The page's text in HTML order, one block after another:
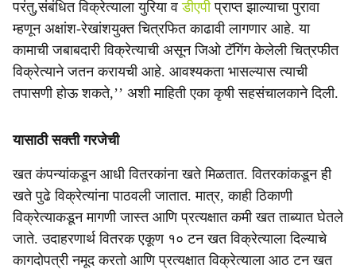
परंतु,संबंधित विक्रेत्याला युरिया वडीएपीप्राप्त झाल्याचा पुरावा
म्हणून अक्षांश-रेखांशयुक्त चित्रफित काढावी लागणार आहे. या
कामाची जबाबदारी विक्रेत्याची असून जिओ टॅगिंग केलेली चित्रफीत
विक्रेत्याने जतन करायची आहे. आवश्यकता भासल्यास त्याची
तपासणी होऊ शकते,’’ अशी माहिती एका कृषी सहसंचालकाने दिली.
यासाठी सक्ती गरजेची
खत कंपन्यांकडून आधी वितरकांना खते मिळतात. वितरकांकडून ही
खते पुढे विक्रेत्यांना पाठवली जातात. मात्र, काही ठिकाणी
विक्रेत्याकडून मागणी जास्त आणि प्रत्यक्षात कमी खत ताब्यात घेतले
जाते. उदाहरणार्थ वितरक एकूण १० टन खत विक्रेत्याला दिल्याचे
कागदोपत्री नमूद करतो आणि प्रत्यक्षात विक्रेत्याला आठ टन खत